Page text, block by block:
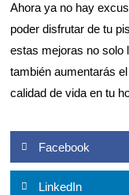
Ahora ya no hay
poder disfrutar de tu
estas mejoras no solo
también aumentarás
calidad de vida en tu
Facebook
LinkedIn